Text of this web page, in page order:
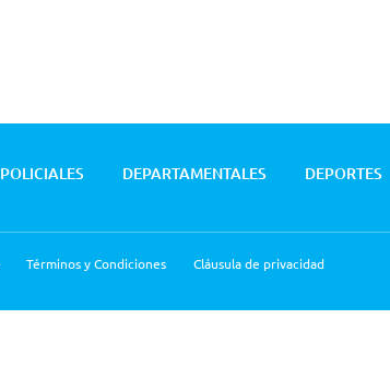
POLICIALES DEPARTAMENTALES DEPORTES
Términos y Condiciones Cláusula de privacidad